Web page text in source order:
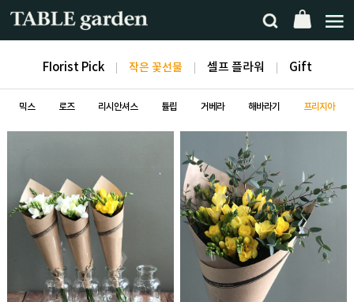
FIorist Pick 작은 꽃선물 셀프 플라워 Gift
믹스 로즈 리시안셔스 튤립 거베라 해바라기 프리지아